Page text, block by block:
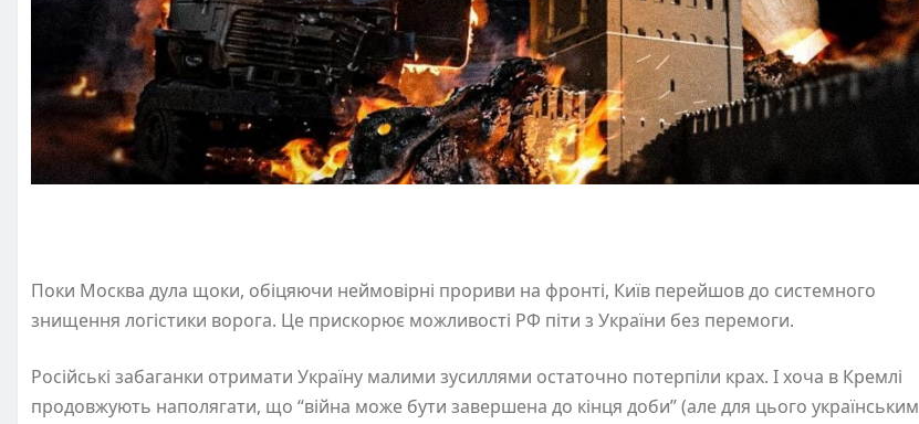
Поки Москва дула щоки, обіцяючи неймовірні прориви на фронті, Київ перейшов до системного
знищення логістики ворога. Це прискорює можливості РФ піти з України без перемоги.
Російські забаганки отримати Україну малими зусиллями остаточно потерпіли крах. І хоча в Кремлі
продовжують наполягати, що “війна може бути завершена до кінця доби” (але для цього українським